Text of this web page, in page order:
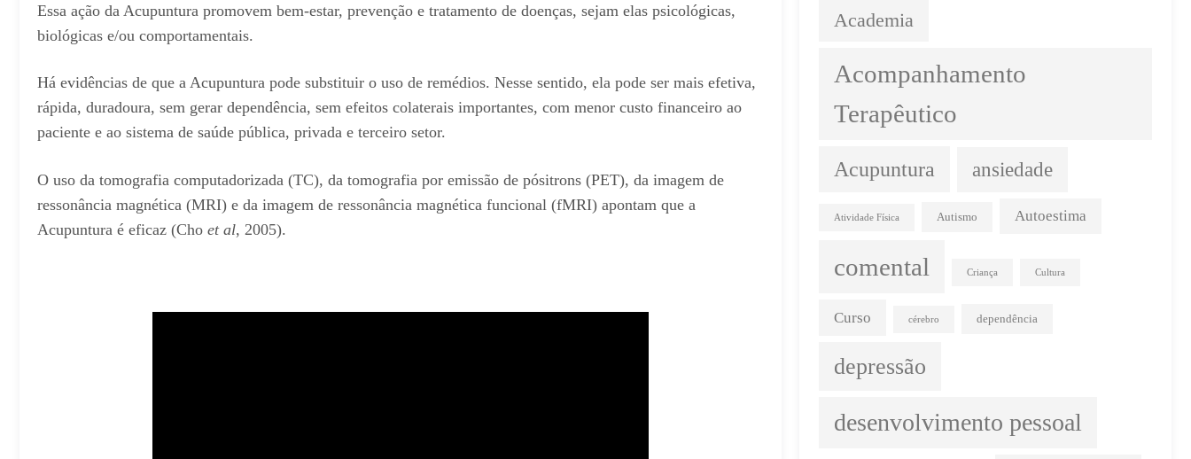
Essa ação da Acupuntura promovem bem-estar, prevenção e tratamento de doenças, sejam elas psicológicas,
biológicas e/ou comportamentais.
Há evidências de que a Acupuntura pode substituir o uso de remédios. Nesse sentido, ela pode ser mais efetiva,
rápida, duradoura, sem gerar dependência, sem efeitos colaterais importantes, com menor custo financeiro ao
paciente e ao sistema de saúde pública, privada e terceiro setor.
O uso da tomografia computadorizada (TC), da tomografia por emissão de pósitrons (PET), da imagem de
ressonância magnética (MRI) e da imagem de ressonância magnética funcional (fMRI) apontam que a
Acupuntura é eficaz (Cho et al, 2005).
Academia
Acompanhamento
Terapêutico
Acupuntura ansiedade
Atividade Física Autismo Autoestima
comental Criança Cultura
Curso cérebro dependência
depressão
desenvolvimento pessoal